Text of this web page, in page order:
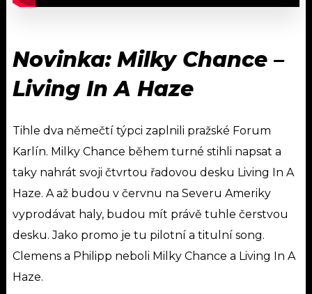
Novinka: Milky Chance –
Living In A Haze
Tihle dva němečtí týpci zaplnili pražské Forum
Karlín. Milky Chance během turné stihli napsat a
taky nahrát svoji čtvrtou řadovou desku Living In A
Haze. A až budou v červnu na Severu Ameriky
vyprodávat haly, budou mít právě tuhle čerstvou
desku. Jako promo je tu pilotní a titulní song.
Clemens a Philipp neboli Milky Chance a Living In A
Haze.